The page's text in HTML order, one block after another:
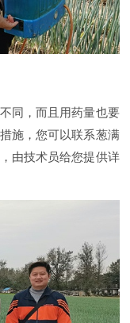
同，而且用药量也要
施，您可以联系葱满
由技术员给您提供详